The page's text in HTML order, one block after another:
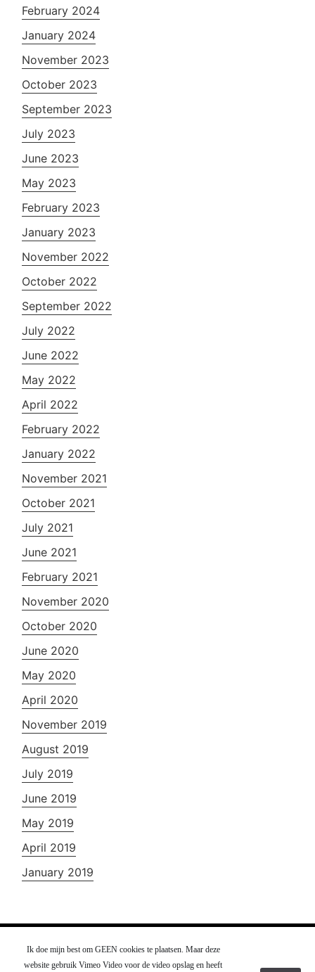
February 2024
January 2024
November 2023
October 2023
September 2023
July 2023
June 2023
May 2023
February 2023
January 2023
November 2022
October 2022
September 2022
July 2022
June 2022
May 2022
April 2022
February 2022
January 2022
November 2021
October 2021
July 2021
June 2021
February 2021
November 2020
October 2020
June 2020
May 2020
April 2020
November 2019
August 2019
July 2019
June 2019
May 2019
April 2019
January 2019
J13 Videografie Zaandam - Nederland -
Ik doe mijn best om GEEN cookies te plaatsen. Maar deze
website gebruik Vimeo Video voor de video opslag en heeft